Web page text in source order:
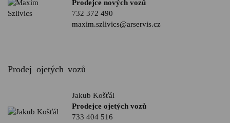
Prodejce nových vozů
732 372 490
maxim.szlivics@arservis.cz
Prodej ojetých vozů
Jakub Košťál
Prodejce ojetých vozů
733 404 516